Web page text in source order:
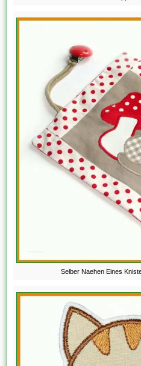
Selber Naehen Eines